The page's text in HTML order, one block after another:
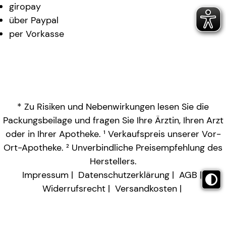
giropay
über Paypal
per Vorkasse
* Zu Risiken und Nebenwirkungen lesen Sie die
Packungsbeilage und fragen Sie Ihre Ärztin, Ihren Arzt
oder in Ihrer Apotheke. ¹ Verkaufspreis unserer Vor-
Ort-Apotheke. ² Unverbindliche Preisempfehlung des
Herstellers.
Impressum
Datenschutzerklärung
AGB
Widerrufsrecht
Versandkosten